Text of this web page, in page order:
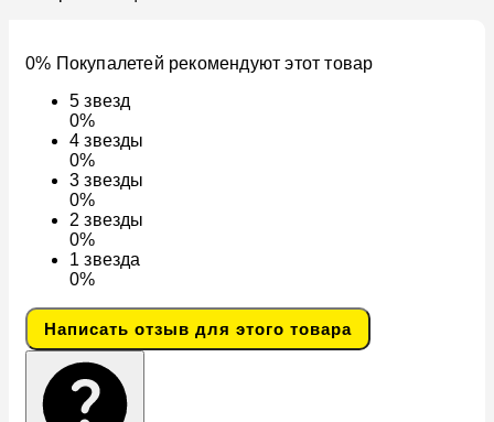
0% Покупалетей рекомендуют этот товар
5звезд
0%
4звезды
0%
3звезды
0%
2звезды
0%
1звезда
0%
Написать отзыв для этого товара